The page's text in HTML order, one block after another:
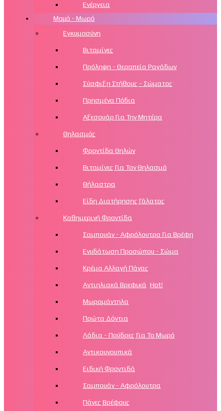
Ενέργεια
Μαμά - Μωρό
Εγκυμοσύνη
Βιταμίνες
Πρόληψη - Θεραπεία Ραγάδων
Σύσφιξη Στήθους - Σώματος
Πρησμένα Πόδια
Αξεσουάρ Για Την Μητέρα
Θηλασμός
Φροντίδα Θηλών
Βιταμίνες Για Τον Θηλασμό
Θήλαστρα
Είδη Διατήρησης Γάλατος
Καθημερινή Φροντίδα
Σαμπουάν - Αφρόλουτρα Για Βρέφη
Ενυδάτωση Προσώπου - Σώμα
Κρέμα Αλλαγή Πάνας
Αντιηλιακά Βρεφικά Hot!
Μωρομάντηλα
Πρώτα Δόντια
Λάδια - Πούδρες Για Το Μωρό
Αντικουνουπικά
Ειδική Φροντιδά
Σαμπουάν - Αφρόλουτρα
Πάνες Βρέφους